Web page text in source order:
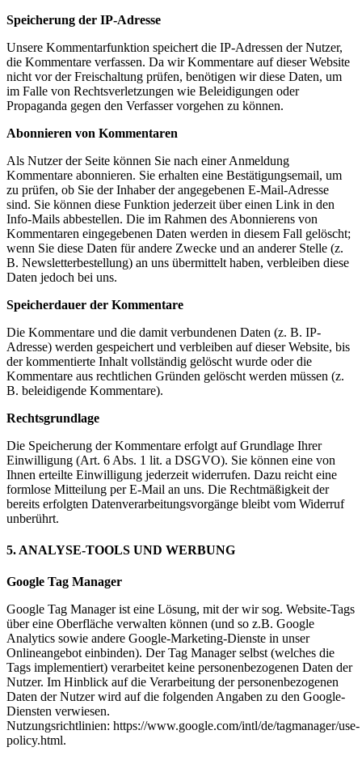
Speicherung der IP-Adresse
Unsere Kommentarfunktion speichert die IP-Adressen der Nutzer,
die Kommentare verfassen. Da wir Kommentare auf dieser Website
nicht vor der Freischaltung prüfen, benötigen wir diese Daten, um
im Falle von Rechtsverletzungen wie Beleidigungen oder
Propaganda gegen den Verfasser vorgehen zu können.
Abonnieren von Kommentaren
Als Nutzer der Seite können Sie nach einer Anmeldung
Kommentare abonnieren. Sie erhalten eine Bestätigungsemail, um
zu prüfen, ob Sie der Inhaber der angegebenen E-Mail-Adresse
sind. Sie können diese Funktion jederzeit über einen Link in den
Info-Mails abbestellen. Die im Rahmen des Abonnierens von
Kommentaren eingegebenen Daten werden in diesem Fall gelöscht;
wenn Sie diese Daten für andere Zwecke und an anderer Stelle (z.
B. Newsletterbestellung) an uns übermittelt haben, verbleiben diese
Daten jedoch bei uns.
Speicherdauer der Kommentare
Die Kommentare und die damit verbundenen Daten (z. B. IP-
Adresse) werden gespeichert und verbleiben auf dieser Website, bis
der kommentierte Inhalt vollständig gelöscht wurde oder die
Kommentare aus rechtlichen Gründen gelöscht werden müssen (z.
B. beleidigende Kommentare).
Rechtsgrundlage
Die Speicherung der Kommentare erfolgt auf Grundlage Ihrer
Einwilligung (Art. 6 Abs. 1 lit. a DSGVO). Sie können eine von
Ihnen erteilte Einwilligung jederzeit widerrufen. Dazu reicht eine
formlose Mitteilung per E-Mail an uns. Die Rechtmäßigkeit der
bereits erfolgten Datenverarbeitungsvorgänge bleibt vom Widerruf
unberührt.
5. ANALYSE-TOOLS UND WERBUNG
Google Tag Manager
Google Tag Manager ist eine Lösung, mit der wir sog. Website-Tags
über eine Oberfläche verwalten können (und so z.B. Google
Analytics sowie andere Google-Marketing-Dienste in unser
Onlineangebot einbinden). Der Tag Manager selbst (welches die
Tags implementiert) verarbeitet keine personenbezogenen Daten der
Nutzer. Im Hinblick auf die Verarbeitung der personenbezogenen
Daten der Nutzer wird auf die folgenden Angaben zu den Google-
Diensten verwiesen.
Nutzungsrichtlinien: https://www.google.com/intl/de/tagmanager/use-
policy.html.